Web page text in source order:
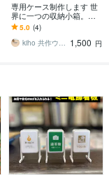
専用ケース制作します 世
界に一つの収納小箱。企
業記念品・個人ギフト•専
用の入れ物等
5.0 (4)
kiho 共作ウッドワークス 1,500 円